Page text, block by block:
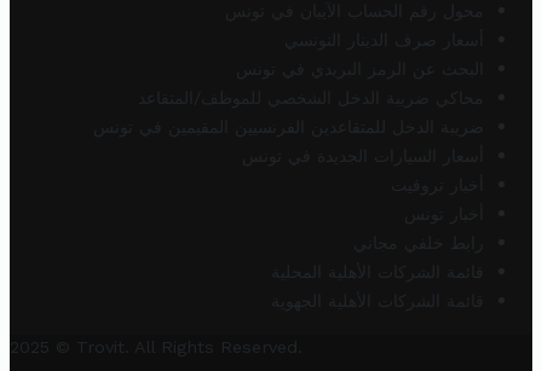
محول رقم الحساب الآيبان في تونس
أسعار صرف الدينار التونسي
البحث عن الرمز البريدي في تونس
محاكي ضريبة الدخل الشخصي للموظف/المتقاعد
ضريبة الدخل للمتقاعدين الفرنسيين المقيمين في تونس
أسعار السيارات الجديدة في تونس
أخبار تروفيت
أخبار تونس
رابط خلفي مجاني
قائمة الشركات الأهلية المحلية
قائمة الشركات الأهلية الجهوية
2025 © Trovit. All Rights Reserved.